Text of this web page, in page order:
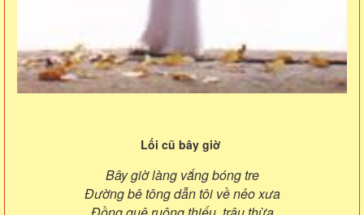
Lối cũ bây giờ
Bây giờ làng vắng bóng tre
Đường bê tông dẫn tôi về nẻo xưa